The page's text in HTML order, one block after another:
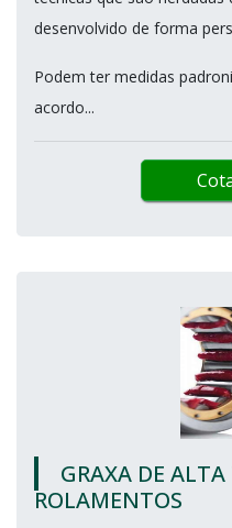
desenvolvido de forma
Podem ter medidas
acordo...
GRAXA DE
ROLAMENTOS